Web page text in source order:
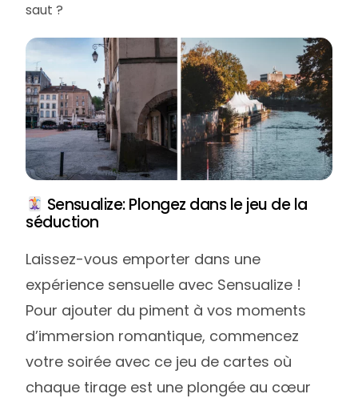
saut ?
Sensualize: Plongez dans le jeu de la
séduction
Laissez-vous emporter dans une
expérience sensuelle avec Sensualize !
Pour ajouter du piment à vos moments
d’immersion romantique, commencez
votre soirée avec ce jeu de cartes où
chaque tirage est une plongée au cœur